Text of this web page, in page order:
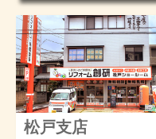
松戸支店